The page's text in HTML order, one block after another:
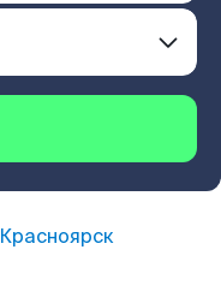
Красноярск